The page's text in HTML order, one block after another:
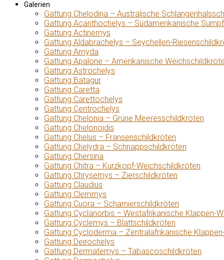
Galerien
Gattung Chelodina – Australische
Gattung Acanthochelys – Südamerikanische
Gattung Actinemys
Gattung Aldabrachelys – Seychellen-
Gattung Amyda
Gattung Apalone – Amerikanische
Gattung Astrochelys
Gattung Batagur
Gattung Caretta
Gattung Carettochelys
Gattung Centrochelys
Gattung Chelonia – Grüne Meeresschildkröten
Gattung Chelonoidis
Gattung Chelus – Fransenschildkröten
Gattung Chelydra – Schnappschildkröten
Gattung Chersina
Gattung Chitra – Kurzkopf-Weichschildkröten
Gattung Chrysemys – Zierschildkröten
Gattung Claudius
Gattung Clemmys
Gattung Cuora – Scharnierschildkröten
Gattung Cyclanorbis – Westafrikanische Klappen-
Gattung Cyclemys – Blattschildkröten
Gattung Cycloderma – Zentralafrikanische
Gattung Deirochelys
Gattung Dermatemys – Tabascoschildkröten